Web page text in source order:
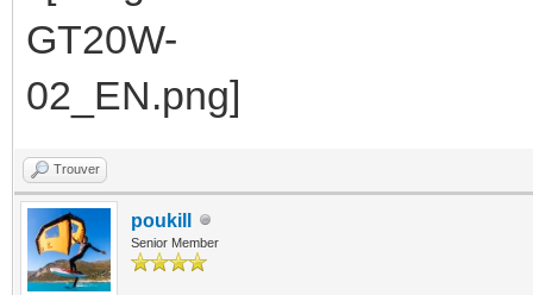
Trouver
poukill
Senior Member